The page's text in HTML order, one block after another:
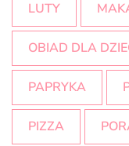
LUTY
OBIAD DLA
PAPRYKA
PIZZA